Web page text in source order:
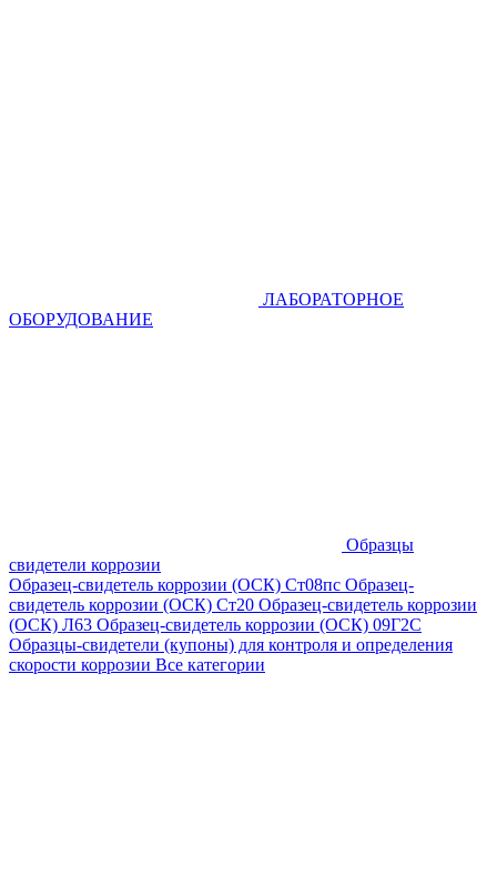
ЛАБОРАТОРНОЕ
ОБОРУДОВАНИЕ
Образцы
свидетели коррозии
Образец-свидетель коррозии (ОСК) Ст08пс Образец-
свидетель коррозии (ОСК) Ст20 Образец-свидетель коррозии
(ОСК) Л63 Образец-свидетель коррозии (ОСК) 09Г2С
Образцы-свидетели (купоны) для контроля и определения
скорости коррозии Все категории